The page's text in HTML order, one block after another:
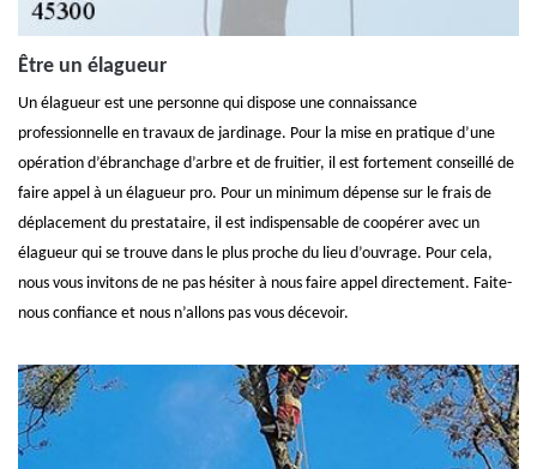
Être un élagueur
Un élagueur est une personne qui dispose une connaissance
professionnelle en travaux de jardinage. Pour la mise en pratique d’une
opération d’ébranchage d’arbre et de fruitier, il est fortement conseillé de
faire appel à un élagueur pro. Pour un minimum dépense sur le frais de
déplacement du prestataire, il est indispensable de coopérer avec un
élagueur qui se trouve dans le plus proche du lieu d’ouvrage. Pour cela,
nous vous invitons de ne pas hésiter à nous faire appel directement. Faite-
nous confiance et nous n’allons pas vous décevoir.